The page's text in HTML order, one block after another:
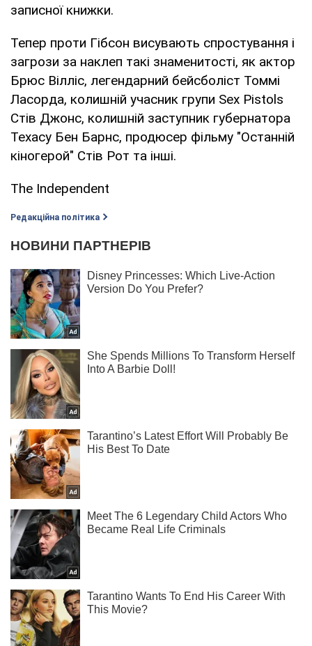
записної книжки.
Тепер проти Гібсон висувають спростування і
загрози за наклеп такі знаменитості, як актор
Брюс Вілліс, легендарний бейсболіст Томмі
Ласорда, колишній учасник групи Sex Pistols
Стів Джонс, колишній заступник губернатора
Техасу Бен Барнс, продюсер фільму "Останній
кіногерой" Стів Рот та інші.
The Independent
Редакційна політика